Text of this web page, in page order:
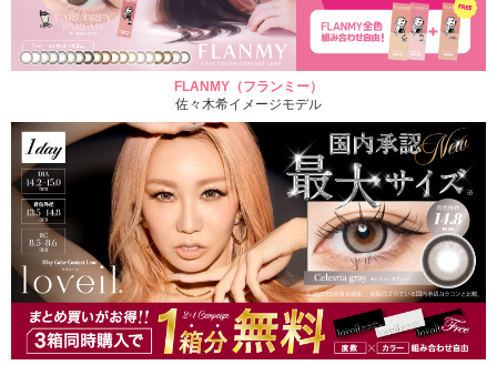
FLANMY（フランミー）
佐々木希イメージモデル